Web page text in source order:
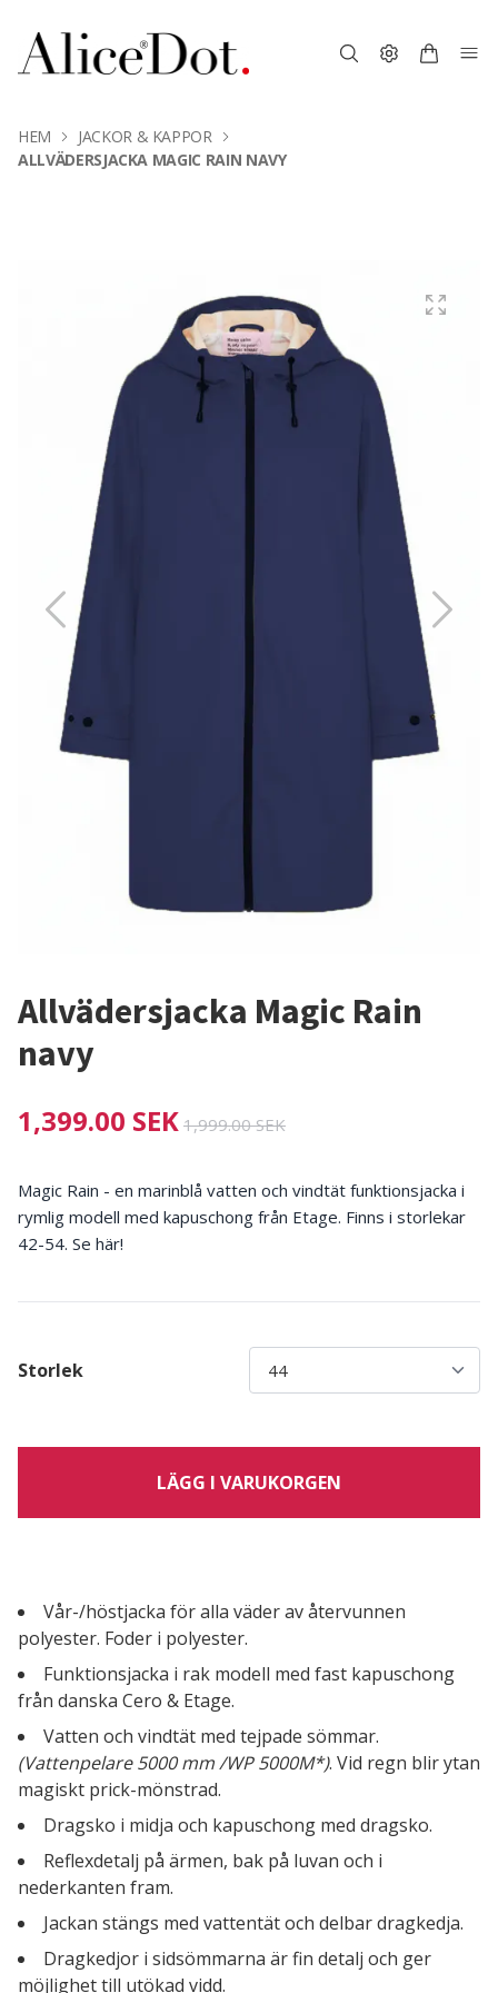
HEM
JACKOR & KAPPOR
ALLVÄDERSJACKA MAGIC RAIN NAVY
Allvädersjacka Magic Rain
navy
1,399.00 SEK 1,999.00 SEK
Magic Rain - en marinblå vatten och vindtät funktionsjacka i
rymlig modell med kapuschong från Etage. Finns i storlekar
42-54. Se här!
Storlek
LÄGG I VARUKORGEN
Vår-/höstjacka för alla väder av återvunnen
polyester. Foder i polyester.
Funktionsjacka i rak modell med fast kapuschong
från danska Cero & Etage.
Vatten och vindtät med tejpade sömmar.
(Vattenpelare 5000 mm /WP 5000M*). Vid regn blir ytan
magiskt prick-mönstrad.
Dragsko i midja och kapuschong med dragsko.
Reflexdetalj på ärmen, bak på luvan och i
nederkanten fram.
Jackan stängs med vattentät och delbar dragkedja.
Dragkedjor i sidsömmarna är fin detalj och ger
möjlighet till utökad vidd.